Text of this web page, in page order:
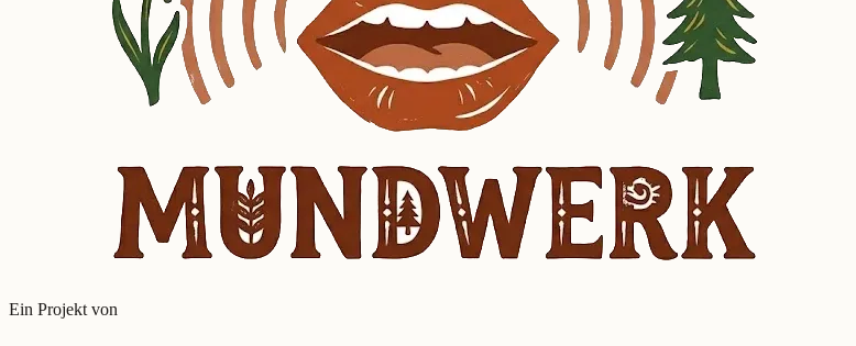
Ein Projekt von